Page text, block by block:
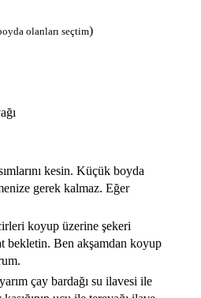
olanları seçtim)
kesin. Küçük boyda
gerek kalmaz. Eğer
koyup üzerine şekeri
bekletin. Ben akşamdan koyup
çay bardağı su ilavesi ile